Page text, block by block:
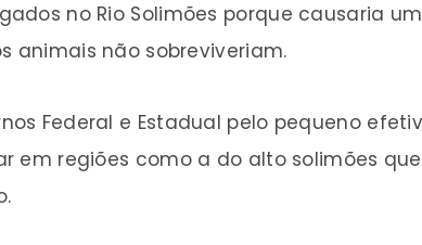
no Rio Solimões porque causaria um
animais não sobreviveriam.
Federal e Estadual pelo pequeno
em regiões como a do alto solimões